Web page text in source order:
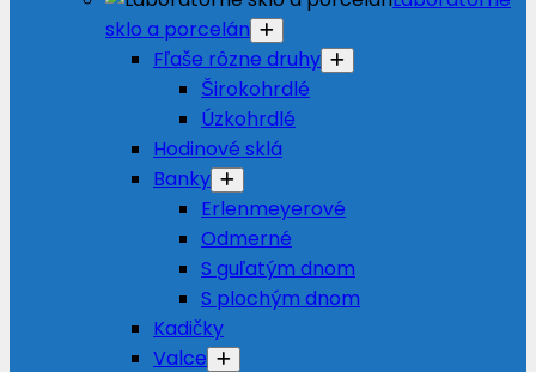
sklo a porcelán
Fľaše rôzne druhy
Širokohrdlé
Úzkohrdlé
Hodinové sklá
Banky
Erlenmeyerové
Odmerné
S guľatým dnom
S plochým dnom
Kadičky
Valce